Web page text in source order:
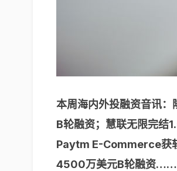
本周海内外投融资音讯
B轮融资；慧联无限完结
Paytm E-Commerce获
4500万美元B轮融资……